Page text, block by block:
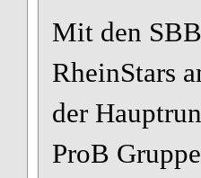
Mit den
RheinStars
der
ProB